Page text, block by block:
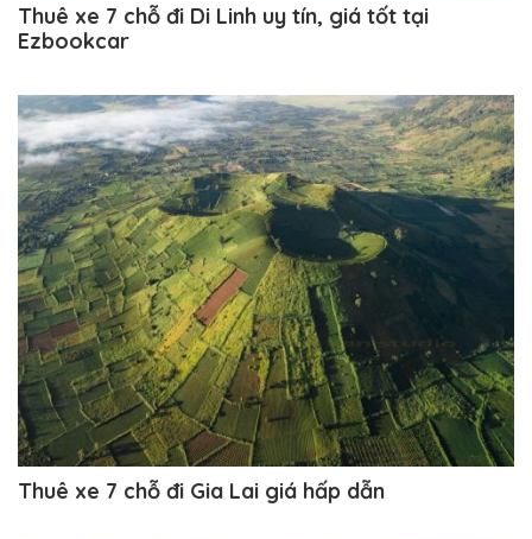
Thuê xe 7 chỗ đi Di Linh uy tín, giá tốt tại
Ezbookcar
Thuê xe 7 chỗ đi Gia Lai giá hấp dẫn